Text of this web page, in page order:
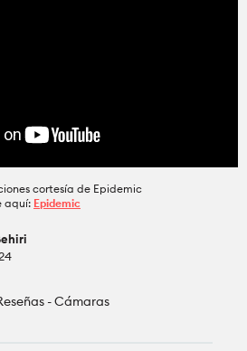
Español 日本語
cortesía de Epidemic
aquí: Epidemic
- Cámaras